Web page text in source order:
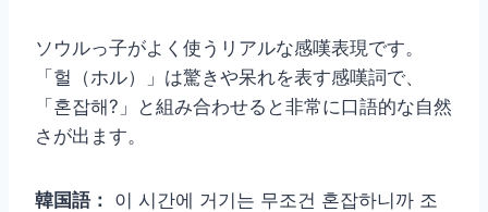
ソウルっ子がよく使うリアルな感嘆表現です。
「헐（ホル）」は驚きや呆れを表す感嘆詞で、
「혼잡해?」と組み合わせると非常に口語的な自然
さが出ます。
韓国語： 이 시간에 거기는 무조건 혼잡하니까 조